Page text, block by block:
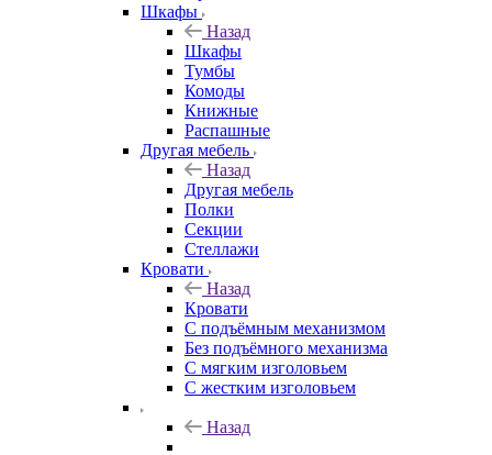
Шкафы
Назад
Шкафы
Тумбы
Комоды
Книжные
Распашные
Другая мебель
Назад
Другая мебель
Полки
Секции
Стеллажи
Кровати
Назад
Кровати
С подъёмным механизмом
Без подъёмного механизма
С мягким изголовьем
С жестким изголовьем
Назад